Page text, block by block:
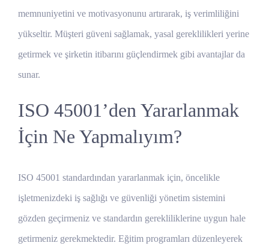
memnuniyetini ve motivasyonunu artırarak, iş verimliliğini
yükseltir. Müşteri güveni sağlamak, yasal gereklilikleri yerine
getirmek ve şirketin itibarını güçlendirmek gibi avantajlar da
sunar.
ISO 45001’den Yararlanmak
İçin Ne Yapmalıyım?
ISO 45001 standardından yararlanmak için, öncelikle
işletmenizdeki iş sağlığı ve güvenliği yönetim sistemini
gözden geçirmeniz ve standardın gerekliliklerine uygun hale
getirmeniz gerekmektedir. Eğitim programları düzenleyerek